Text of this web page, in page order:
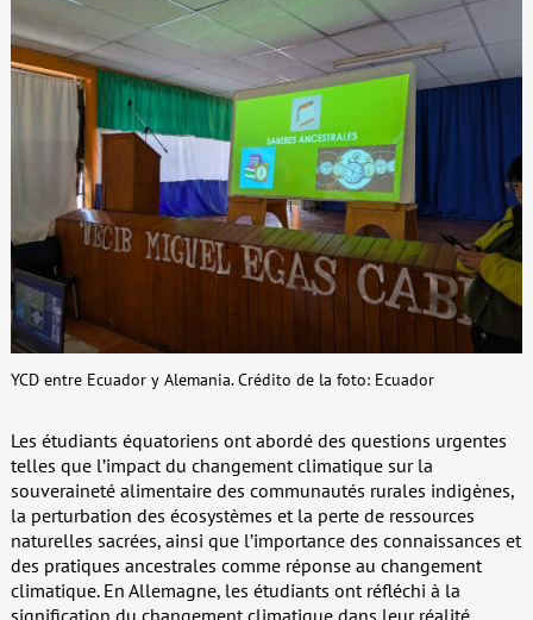
YCD entre Ecuador y Alemania. Crédito de la foto: Ecuador
Les étudiants équatoriens ont abordé des questions urgentes
telles que l’impact du changement climatique sur la
souveraineté alimentaire des communautés rurales indigènes,
la perturbation des écosystèmes et la perte de ressources
naturelles sacrées, ainsi que l’importance des connaissances et
des pratiques ancestrales comme réponse au changement
climatique. En Allemagne, les étudiants ont réfléchi à la
signification du changement climatique dans leur réalité